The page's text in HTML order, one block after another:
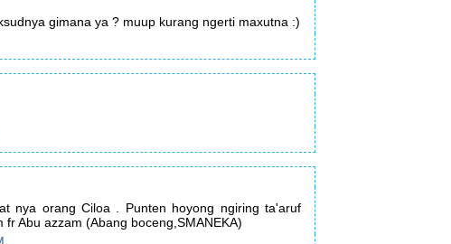
gimana ya ? muup kurang ngerti maxutna :)
nya orang Ciloa . Punten hoyong ngiring ta'aruf
Abu azzam (Abang boceng,SMANEKA)